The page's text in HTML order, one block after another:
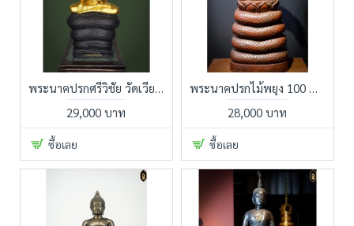
พระนาคปรกศรีวิชัย วัดเวียง อ.ไชยา จ.สุราษฎร์ธานี ปี ๒๕๒๕
29,000 บาท
ซื้อเลย
พระนาคปรกไม้พยุง 100 ปี เก่าแก่ บูชาเพื่อเป็นสิริมงคลชีวิตและครอบครัว
28,000 บาท
ซื้อเลย